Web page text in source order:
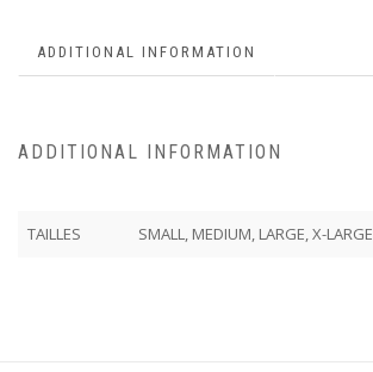
ADDITIONAL INFORMATION
ADDITIONAL INFORMATION
TAILLES SMALL, MEDIUM, LARGE, X-LARGE